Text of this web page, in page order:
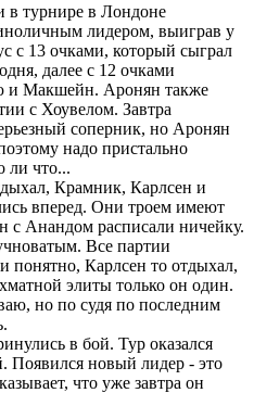
в турнире в Лондоне
лидером, выиграв у
с 13 очками, который сыграл
далее с 12 очками
и Макшейн. Аронян также
с Хоувелом. Завтра
соперник, но Аронян
надо пристально
ли что...
Крамник, Карлсен и
вперед. Они троем имеют
с Анандом расписали ничейку.
Все партии
понятно, Карлсен то отдыхал,
элиты только он один.
но по судя по последним
в бой. Тур оказался
Появился новый лидер - это
что уже завтра он